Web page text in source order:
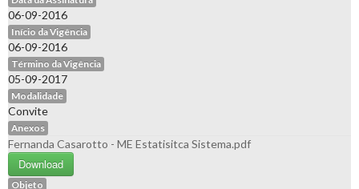
06-09-2016
Início da Vigência
06-09-2016
Término da Vigência
05-09-2017
Modalidade
Convite
Anexos
Fernanda Casarotto - ME Estatisitca Sistema.pdf
Download
Objeto